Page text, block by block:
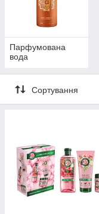
Парфумована
вода
Сортування